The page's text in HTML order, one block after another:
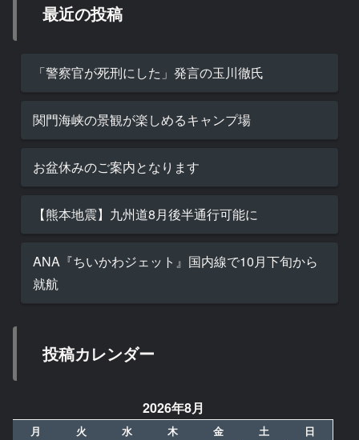
最近の投稿
「警察官が死刑にした」発言の玉川徹氏
関門海峡の景観が楽しめるキャンプ場
お盆休みのご案内となります
【熊本地震】九州道8月後半通行可能に
ANA『ちいかわジェット』国内線で10月下旬から
就航
投稿カレンダー
2026年8月
月 火 水 木 金 土 日